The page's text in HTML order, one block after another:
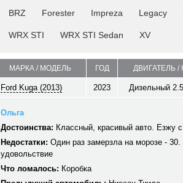
BRZ Forester Impreza Legacy
WRX STI WRX STI Sedan XV
МАРКА / МОДЕЛЬ ГОД ДВИГАТЕЛЬ /
Ford Kuga (2013) 2023 Дизельный
Ольга
Достоинства: Классный, красивый авто. Езжу
Недостатки: Один раз замерзла на морозе -
удовольствие
Что ломалось: Коробка